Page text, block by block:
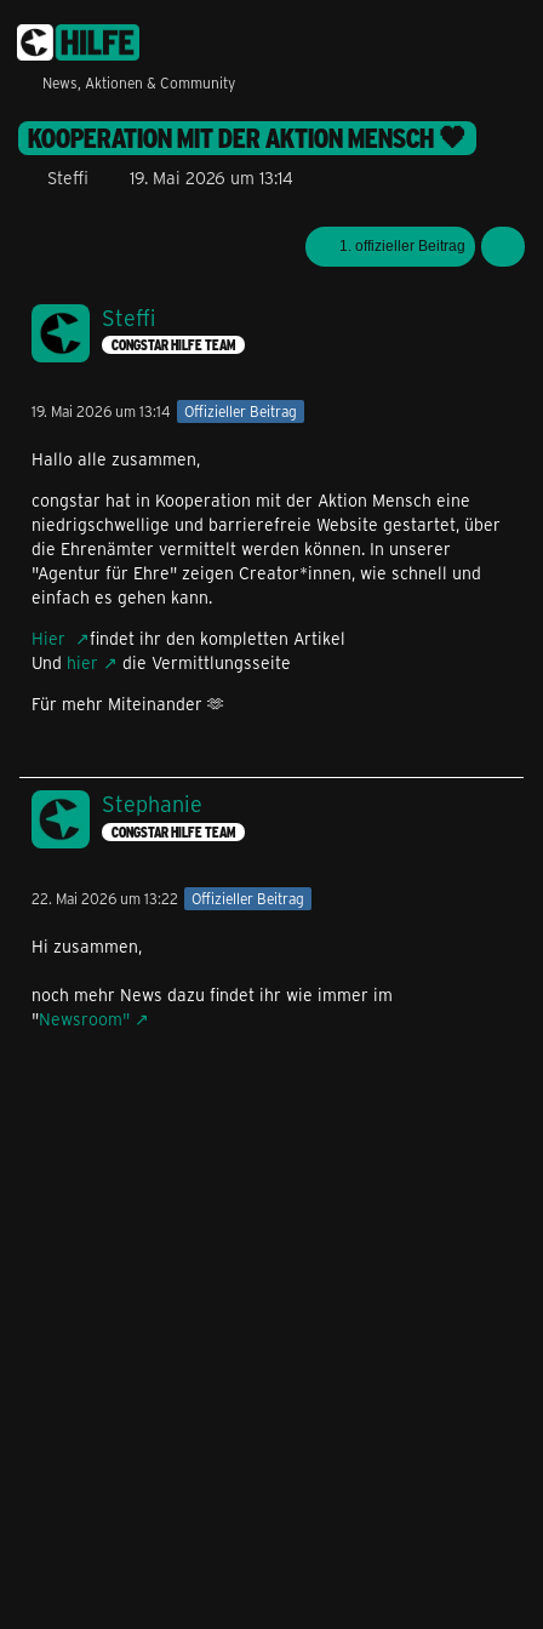
News, Aktionen & Community
KOOPERATION MIT DER AKTION MENSCH 🖤
Steffi 19. Mai 2026 um 13:14
1. offizieller Beitrag
Steffi
CONGSTAR HILFE TEAM
19. Mai 2026 um 13:14 Offizieller Beitrag
Hallo alle zusammen,
congstar hat in Kooperation mit der Aktion Mensch eine
niedrigschwellige und barrierefreie Website gestartet, über
die Ehrenämter vermittelt werden können. In unserer
"Agentur für Ehre" zeigen Creator*innen, wie schnell und
einfach es gehen kann.
Hier
findet ihr den kompletten Artikel
Und hier
die Vermittlungsseite
Für mehr Miteinander 🫶
Stephanie
CONGSTAR HILFE TEAM
22. Mai 2026 um 13:22 Offizieller Beitrag
Hi zusammen,
noch mehr News dazu findet ihr wie immer im
"Newsroom"